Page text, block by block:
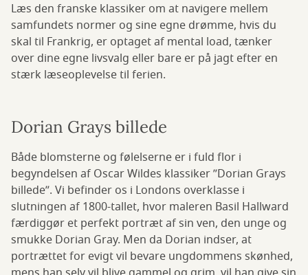
Læs den franske klassiker om at navigere mellem
samfundets normer og sine egne drømme, hvis du
skal til Frankrig, er optaget af mental load, tænker
over dine egne livsvalg eller bare er på jagt efter en
stærk læseoplevelse til ferien.
Dorian Grays billede
Både blomsterne og følelserne er i fuld flor i
begyndelsen af Oscar Wildes klassiker ”Dorian Grays
billede”. Vi befinder os i Londons overklasse i
slutningen af 1800-tallet, hvor maleren Basil Hallward
færdiggør et perfekt portræt af sin ven, den unge og
smukke Dorian Gray. Men da Dorian indser, at
portrættet for evigt vil bevare ungdommens skønhed,